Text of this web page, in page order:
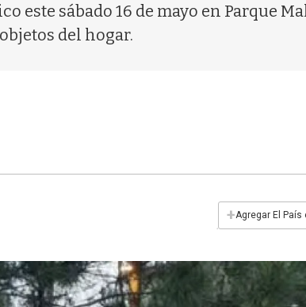
este sábado 16 de mayo en Parque
del hogar.
+Agregar El País